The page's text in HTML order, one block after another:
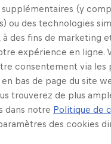
partenariat
supplémentaires (y
ou des technologies
des fins de marketing
expérience en ligne.
consentement via les
bas de page du site
trouverez de plus
dans notre Politique de
des cookies